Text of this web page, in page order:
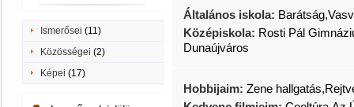
Ismerősei (11)
Közösségei (2)
Képei (17)
Általános iskola:
Középiskola: Rosti Pál
Dunaújváros
Hobbijaim: Zene